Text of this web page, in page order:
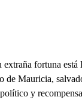
fortuna
de Mauricia,
y